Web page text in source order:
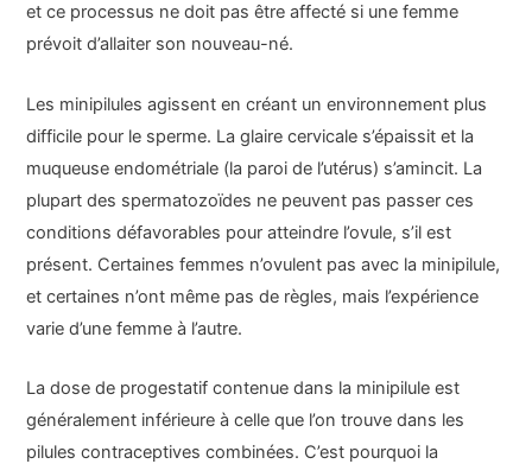
et ce processus ne doit pas être affecté si une femme
prévoit d’allaiter son nouveau-né.
Les minipilules agissent en créant un environnement plus
difficile pour le sperme. La glaire cervicale s’épaissit et la
muqueuse endométriale (la paroi de l’utérus) s’amincit. La
plupart des spermatozoïdes ne peuvent pas passer ces
conditions défavorables pour atteindre l’ovule, s’il est
présent. Certaines femmes n’ovulent pas avec la minipilule,
et certaines n’ont même pas de règles, mais l’expérience
varie d’une femme à l’autre.
La dose de progestatif contenue dans la minipilule est
généralement inférieure à celle que l’on trouve dans les
pilules contraceptives combinées. C’est pourquoi la